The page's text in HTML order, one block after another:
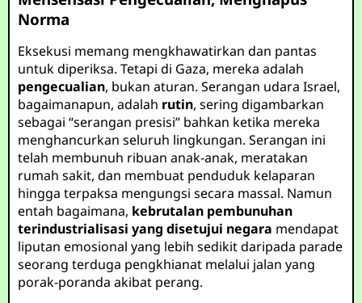
Norma
Eksekusi memang mengkhawatirkan dan pantas
untuk diperiksa. Tetapi di Gaza, mereka adalah
pengecualian, bukan aturan. Serangan udara Israel,
bagaimanapun, adalah rutin, sering digambarkan
sebagai “serangan presisi” bahkan ketika mereka
menghancurkan seluruh lingkungan. Serangan ini
telah membunuh ribuan anak-anak, meratakan
rumah sakit, dan membuat penduduk kelaparan
hingga terpaksa mengungsi secara massal. Namun
entah bagaimana, kebrutalan pembunuhan
terindustrialisasi yang disetujui negara mendapat
liputan emosional yang lebih sedikit daripada parade
seorang terduga pengkhianat melalui jalan yang
porak-poranda akibat perang.